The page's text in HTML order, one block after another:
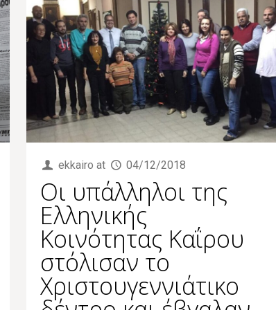
ekkairo at 04/12/2018
Oι υπάλληλοι της
Ελληνικής
Κοινότητας Καΐρου
στόλισαν το
Xριστουγεννιάτικο